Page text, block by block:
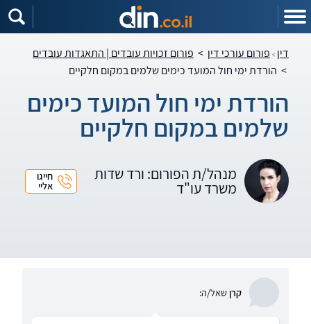
דין פורום עורכי דין > פורום זכויות עובדים | התאגדות עובדים
> הורדת ימי חול המועד כימים שלמים במקום חלקיים
הורדת ימי חול המועד כימים
שלמים במקום חלקיים
מנהל/ת הפורום: ורד שדות
משרד עו"ד
חייגו
אליי
קרןשאל/ה: